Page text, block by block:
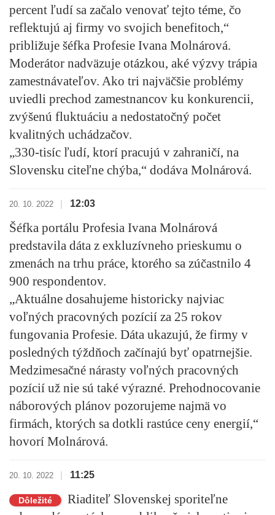
percent ľudí sa začalo venovať tejto téme, čo
reflektujú aj firmy vo svojich benefitoch,“
približuje šéfka Profesie Ivana Molnárová.
Moderátor nadväzuje otázkou, aké výzvy trápia
zamestnávateľov. Ako tri najväčšie problémy
uviedli prechod zamestnancov ku konkurencii,
zvýšenú fluktuáciu a nedostatočný počet
kvalitných uchádzačov.
„330-tisíc ľudí, ktorí pracujú v zahraničí, na
Slovensku citeľne chýba,“ dodáva Molnárová.
20. 10. 2022 12:03
Šéfka portálu Profesia Ivana Molnárová
predstavila dáta z exkluzívneho prieskumu o
zmenách na trhu práce, ktorého sa zúčastnilo 4
900 respondentov.
„Aktuálne dosahujeme historicky najviac
voľných pracovných pozícií za 25 rokov
fungovania Profesie. Dáta ukazujú, že firmy v
posledných týždňoch začínajú byť opatrnejšie.
Medzimesačné nárasty voľných pracovných
pozícií už nie sú také výrazné. Prehodnocovanie
náborových plánov pozorujeme najmä vo
firmách, ktorých sa dotkli rastúce ceny energií,“
hovorí Molnárová.
20. 10. 2022 11:25
Dôležité
Riaditeľ Slovenskej sporiteľne